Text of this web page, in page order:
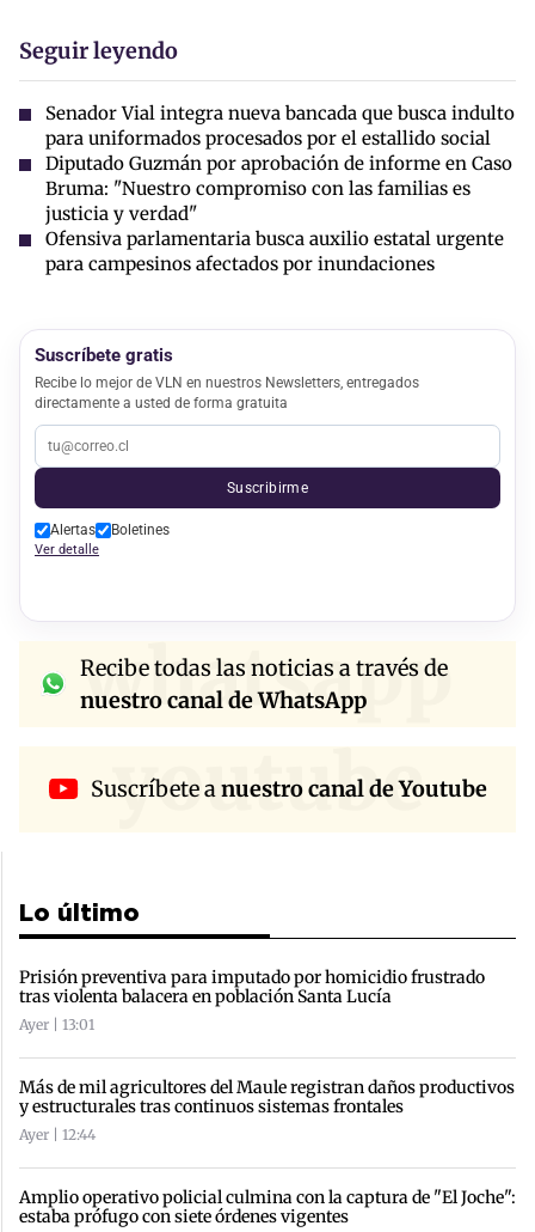
Seguir leyendo
Senador Vial integra nueva bancada que busca indulto
para uniformados procesados por el estallido social
Diputado Guzmán por aprobación de informe en Caso
Bruma: "Nuestro compromiso con las familias es
justicia y verdad"
Ofensiva parlamentaria busca auxilio estatal urgente
para campesinos afectados por inundaciones
Suscríbete gratis
Recibe lo mejor de VLN en nuestros Newsletters, entregados
directamente a usted de forma gratuita
Suscribirme
Alertas Boletines
Ver detalle
whatsapp
Recibe todas las noticias a través de
nuestro canal de WhatsApp
youtube
Suscríbete anuestro canal de Youtube
Lo último
Prisión preventiva para imputado por homicidio frustrado
tras violenta balacera en población Santa Lucía
Ayer | 13:01
Más de mil agricultores del Maule registran daños productivos
y estructurales tras continuos sistemas frontales
Ayer | 12:44
Amplio operativo policial culmina con la captura de "El Joche":
estaba prófugo con siete órdenes vigentes